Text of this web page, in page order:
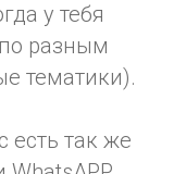
у тебя
разным
тематики).
есть так же